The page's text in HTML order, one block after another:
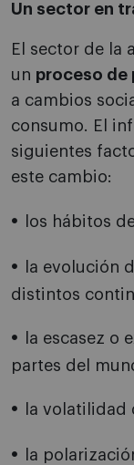
Un sector en
El sector de la
un proceso
a cambios
consumo. El
siguientes
este cambio:
los hábitos
la evolución
distintos
la escasez o
partes del
la volatilidad
la